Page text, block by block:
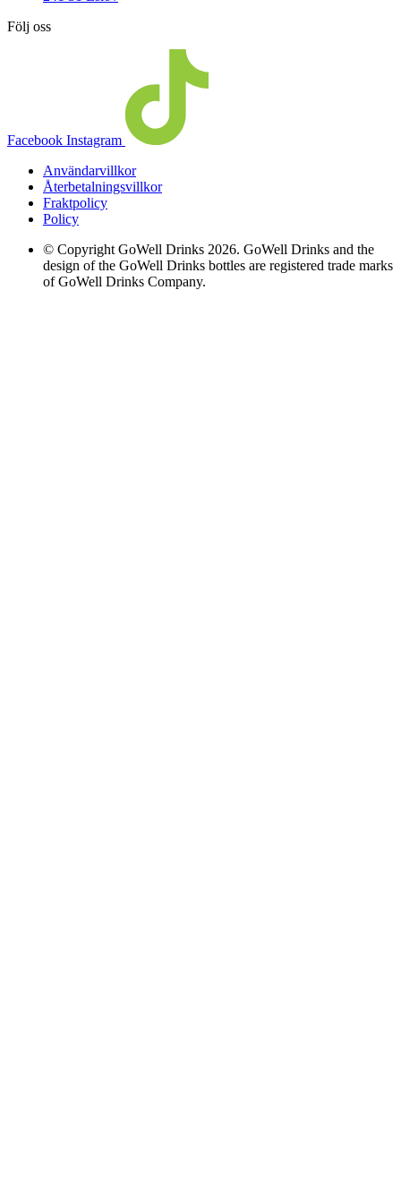
Följ oss
Facebook Instagram
Användarvillkor
Återbetalningsvillkor
Fraktpolicy
Policy
© Copyright GoWell Drinks 2026. GoWell Drinks and the
design of the GoWell Drinks bottles are registered trade marks
of GoWell Drinks Company.